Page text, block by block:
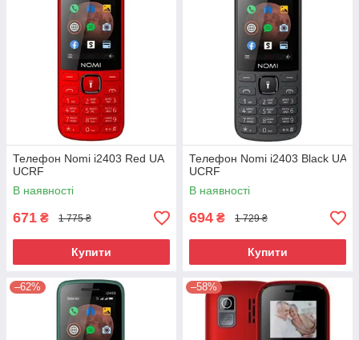
Телефон Nomi i2403 Red UA
UCRF
В наявності
671 ₴ 1 775 ₴
Купити
Телефон Nomi i2403 Black UA
UCRF
В наявності
694 ₴ 1 729 ₴
Купити
–62% –58%